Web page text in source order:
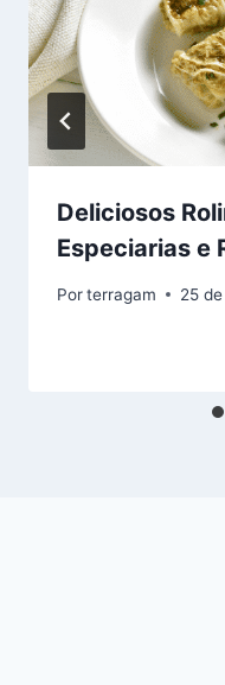
Deliciosos
Especiarias e
Porterragam 25